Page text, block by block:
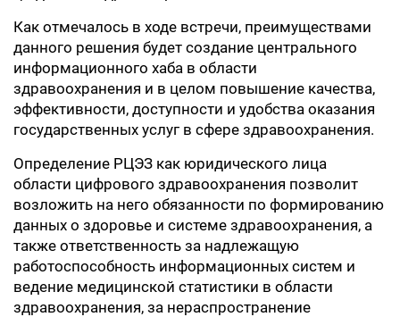
Как отмечалось в ходе встречи, преимуществами
данного решения будет создание центрального
информационного хаба в области
здравоохранения и в целом повышение качества,
эффективности, доступности и удобства оказания
государственных услуг в сфере здравоохранения.
Определение РЦЭЗ как юридического лица
области цифрового здравоохранения позволит
возложить на него обязанности по формированию
данных о здоровье и системе здравоохранения, а
также ответственность за надлежащую
работоспособность информационных систем и
ведение медицинской статистики в области
здравоохранения, за нераспространение